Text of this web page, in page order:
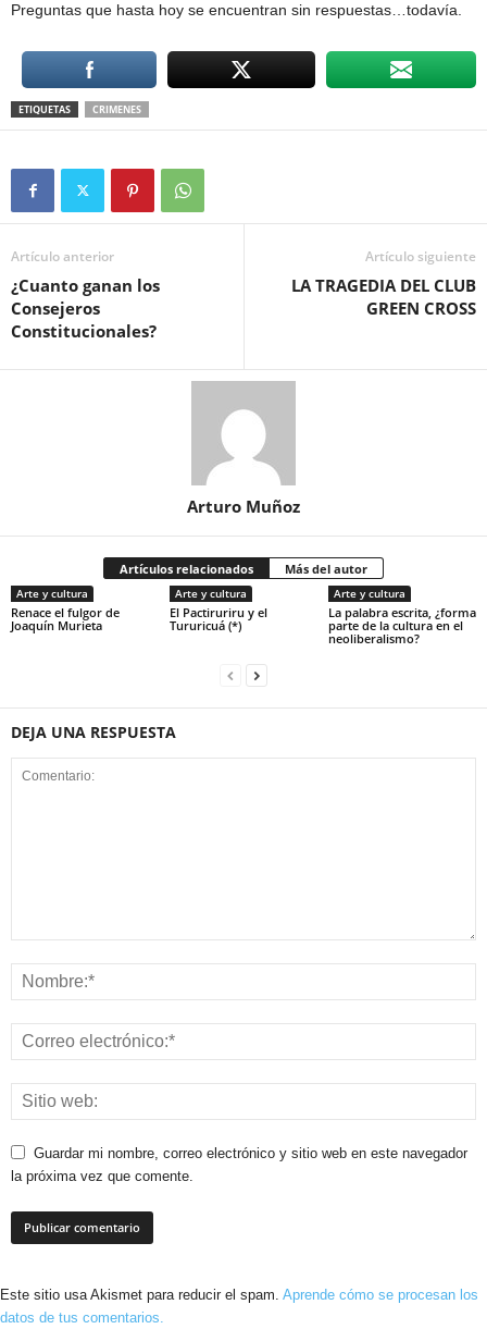
Preguntas que hasta hoy se encuentran sin respuestas…todavía.
ETIQUETAS CRIMENES
Artículo anterior
¿Cuanto ganan los
Consejeros
Constitucionales?
Artículo siguiente
LA TRAGEDIA DEL CLUB
GREEN CROSS
Arturo Muñoz
Artículos relacionados Más del autor
Arte y cultura
Renace el fulgor de
Joaquín Murieta
Arte y cultura
El Pactiruriru y el
Tururicuá (*)
Arte y cultura
La palabra escrita, ¿forma
parte de la cultura en el
neoliberalismo?
DEJA UNA RESPUESTA
Guardar mi nombre, correo electrónico y sitio web en este navegador
la próxima vez que comente.
Este sitio usa Akismet para reducir el spam. Aprende cómo se procesan los
datos de tus comentarios.